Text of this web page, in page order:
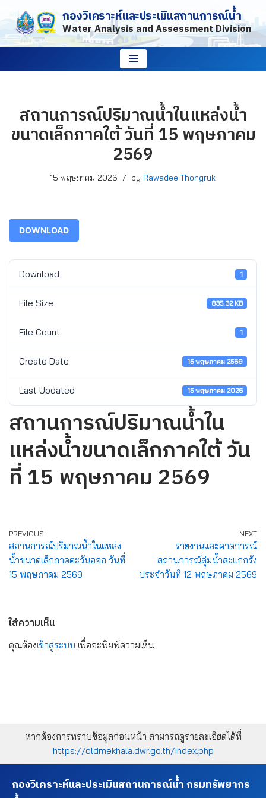
Skip
to
กองวิเคราะห์และประเมินสถานการณ์น้ำ
Water Analysis and Assessment Division
สถานการณ์ปริมาณน้ำในแหล่งน้ำ
ขนาดเล็กภาคใต้ วันที่ 15 พฤษภาคม
2569
15 พฤษภาคม 2026 by Rawadee Thongruk
DOWNLOAD
Download 1
File Size 835.32 KB
File Count 1
Create Date 15 พฤษภาคม 2569
Last Updated 15 พฤษภาคม 2026
สถานการณ์ปริมาณน้ำใน
แหล่งน้ำขนาดเล็กภาคใต้ วัน
ที่ 15 พฤษภาคม 2569
PREVIOUS
สถานการณ์ปริมาณน้ำในแหล่ง
น้ำขนาดเล็กภาคตะวันออก วันที่
15 พฤษภาคม 2569
NEXT
รายงานและคาดการณ์
สถานการณ์ลุ่มน้ำสะแกกรัง
ประจำวันที่ 12 พฤษภาคม 2569
ใส่ความเห็น
คุณต้องเข้าสู่ระบบ เพื่อจะพิมพ์ความเห็น
หากต้องการทราบข้อมูลก่อนหน้า สามารถดูรายละเอียดได้ที่
https://oldmekhala.dwr.go.th/index.php
กองวิเคราะห์และประเมินสถานการณ์น้ำ กรมทรัพยากร